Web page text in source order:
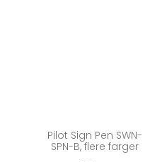
Pilot Sign Pen SWN-
SPN-B, flere farger